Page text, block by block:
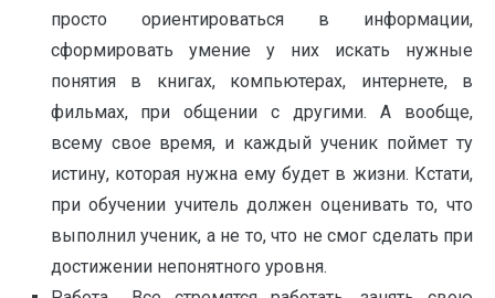
просто ориентироваться в информации,
сформировать умение у них искать нужные
понятия в книгах, компьютерах, интернете, в
фильмах, при общении с другими. А вообще,
всему свое время, и каждый ученик поймет ту
истину, которая нужна ему будет в жизни. Кстати,
при обучении учитель должен оценивать то, что
выполнил ученик, а не то, что не смог сделать при
достижении непонятного уровня.